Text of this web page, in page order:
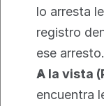
lo arresta
registro
ese arresto.
A la vista
encuentra